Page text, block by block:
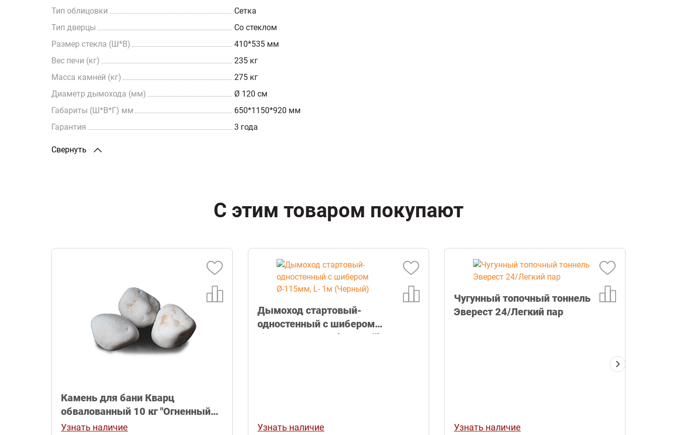
Тип облицовки
Сетка
Тип дверцы
Со стеклом
Размер стекла (Ш*В)
410*535 мм
Вес печи (кг)
235 кг
Масса камней (кг)
275 кг
Диаметр дымохода (мм)
Ø 120 см
Габариты (Ш*В*Г) мм
650*1150*920 мм
Гарантия
3 года
Свернуть
С этим товаром покупают
Камень для бани Кварц
обвалованный 10 кг "Огненный
камень"
Узнать наличие
Дымоход стартовый-
одностенный с шибером
Ø-115мм, L- 1м (Черный)
Узнать наличие
Чугунный топочный тоннель
Эверест 24/Легкий пар
Узнать наличие